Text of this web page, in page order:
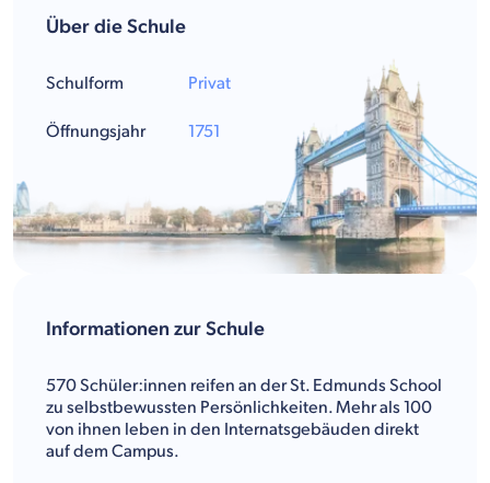
Informationen zur Schule
570 Schüler:innen reifen an der St. Edmunds School
zu selbstbewussten Persönlichkeiten. Mehr als 100
von ihnen leben in den Internatsgebäuden direkt
auf dem Campus.
Über die Schule
Schulform
Öffnungsjahr
Privat
1751